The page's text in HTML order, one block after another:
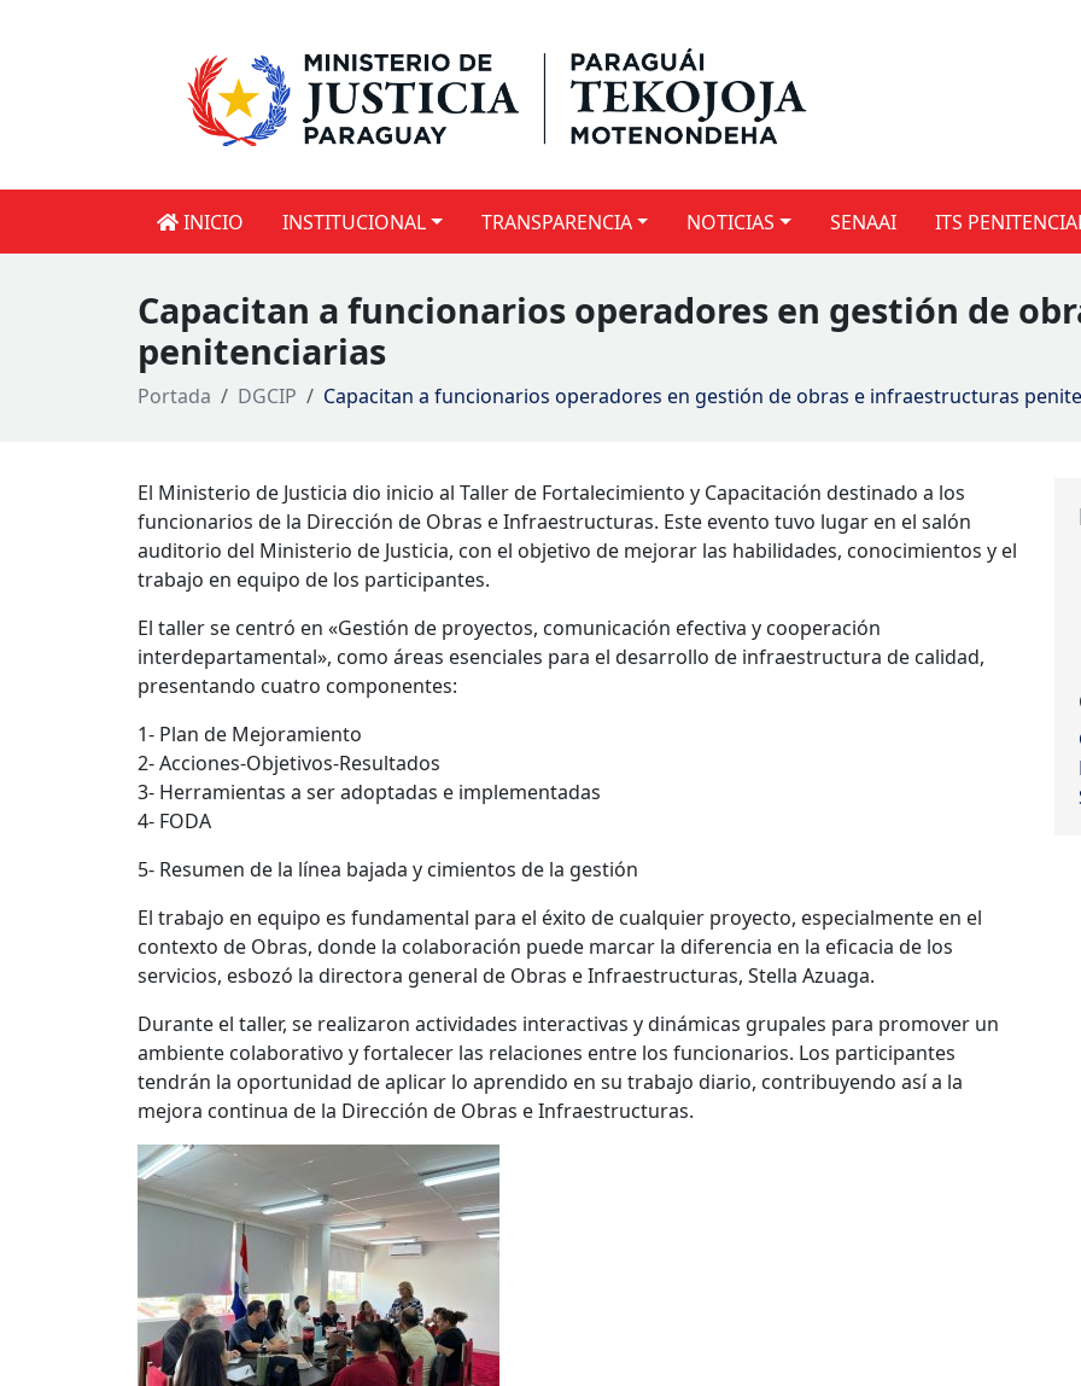
INICIO INSTITUCIONAL TRANSPARENCIA NOTICIAS SENAAI ITS
Capacitan a funcionarios operadores en gestión de
penitenciarias
Portada DGCIP Capacitan a funcionarios operadores en gestión de obras e infraestructuras
El Ministerio de Justicia dio inicio al Taller de Fortalecimiento y Capacitación destinado a los
funcionarios de la Dirección de Obras e Infraestructuras. Este evento tuvo lugar en el salón
auditorio del Ministerio de Justicia, con el objetivo de mejorar las habilidades, conocimientos y el
trabajo en equipo de los participantes.
El taller se centró en «Gestión de proyectos, comunicación efectiva y cooperación
interdepartamental», como áreas esenciales para el desarrollo de infraestructura de calidad,
presentando cuatro componentes:
1- Plan de Mejoramiento
2-Acciones-Objetivos-Resultados
3- Herramientas a ser adoptadas e implementadas
4- FODA
5- Resumen de la línea bajada y cimientos de la gestión
El trabajo en equipo es fundamental para el éxito de cualquier proyecto, especialmente en el
contexto de Obras, donde la colaboración puede marcar la diferencia en la eficacia de los
servicios, esbozó la directora general de Obras e Infraestructuras, Stella Azuaga.
Durante el taller, se realizaron actividades interactivas y dinámicas grupales para promover un
ambiente colaborativo y fortalecer las relaciones entre los funcionarios. Los participantes
tendrán la oportunidad de aplicar lo aprendido en su trabajo diario, contribuyendo así a la
mejora continua de la Dirección de Obras e Infraestructuras.